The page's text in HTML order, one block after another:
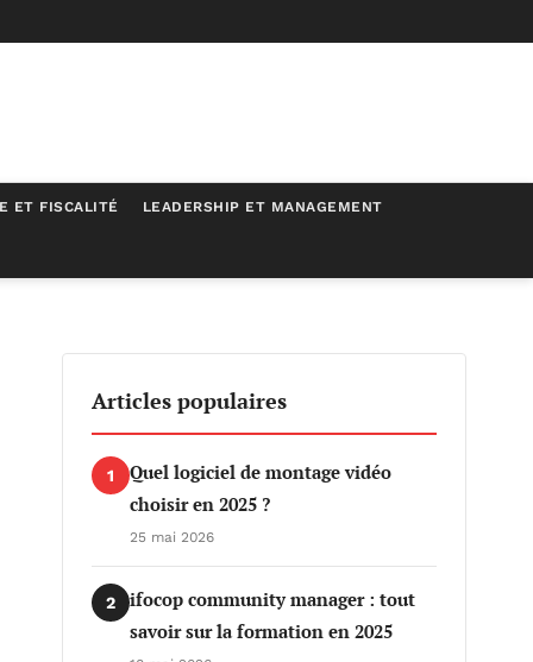
ET FISCALITÉ LEADERSHIP ET MANAGEMENT
Articles populaires
1
Quel logiciel de montage vidéo
choisir en 2025 ?
25 mai 2026
2
ifocop community manager : tout
savoir sur la formation en 2025